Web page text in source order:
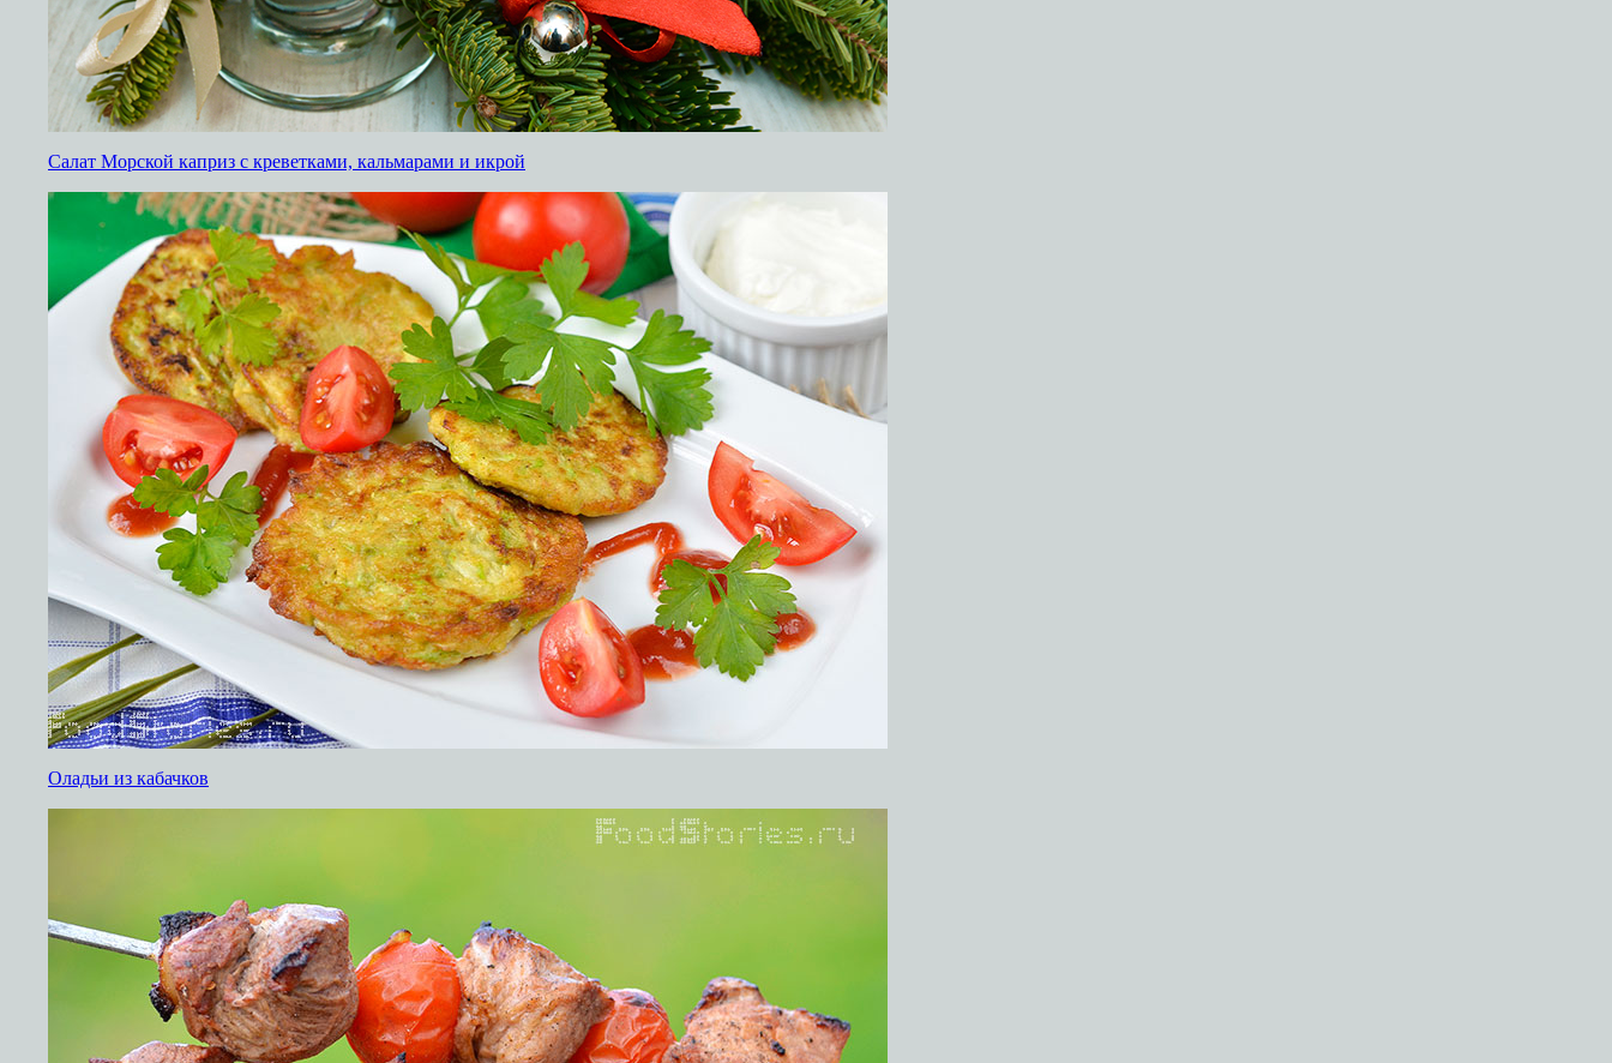
Салат Морской каприз с креветками, кальмарами и икрой
Оладьи из кабачков